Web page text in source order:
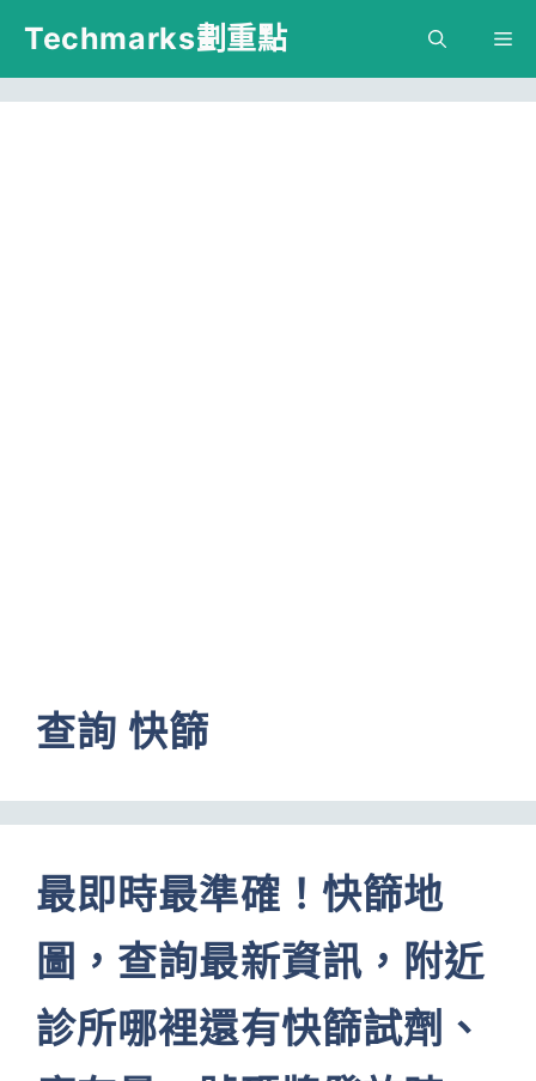
跳
主
Techmarks劃重點
查詢 快篩
最即時最準確！快篩地
圖，查詢最新資訊，附近
診所哪裡還有快篩試劑、